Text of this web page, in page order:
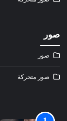
صور
صور
صور متحركة